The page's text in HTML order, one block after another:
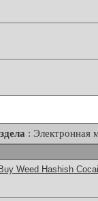
: Электронная
Weed Hashish